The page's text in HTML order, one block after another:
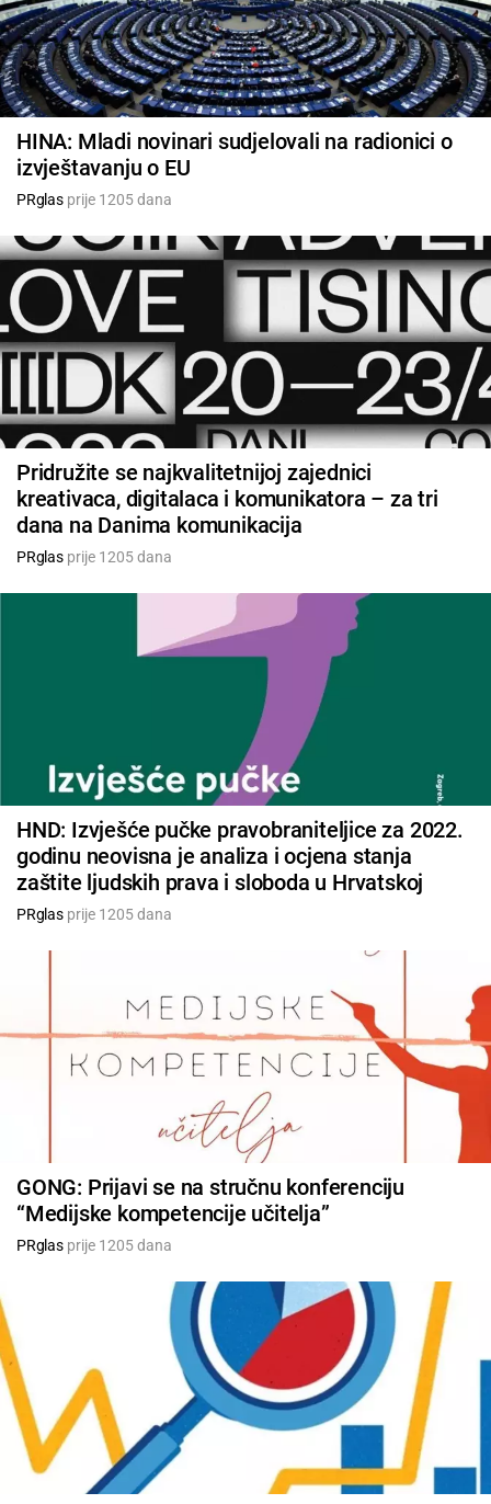
HINA: Mladi novinari sudjelovali na radionici o
izvještavanju o EU
PRglasprije 1205 dana
Pridružite se najkvalitetnijoj zajednici
kreativaca, digitalaca i komunikatora – za tri
dana na Danima komunikacija
PRglasprije 1205 dana
HND: Izvješće pučke pravobraniteljice za 2022.
godinu neovisna je analiza i ocjena stanja
zaštite ljudskih prava i sloboda u Hrvatskoj
PRglasprije 1205 dana
GONG: Prijavi se na stručnu konferenciju
“Medijske kompetencije učitelja”
PRglasprije 1205 dana